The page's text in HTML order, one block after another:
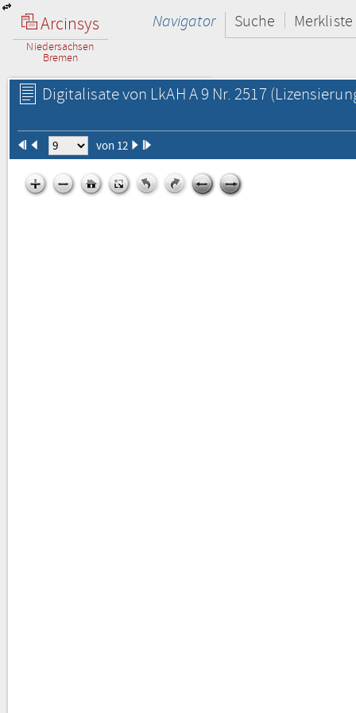
Arcinsys
Niedersachsen
Bremen
Navigator Suche Merkliste
Digitalisate von LkAH A 9 Nr. 2517
von 12